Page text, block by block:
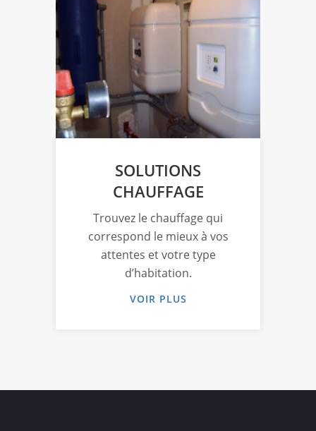
SOLUTIONS
CHAUFFAGE
Trouvez le chauffage qui
correspond le mieux à vos
attentes et votre type
d’habitation.
VOIR PLUS